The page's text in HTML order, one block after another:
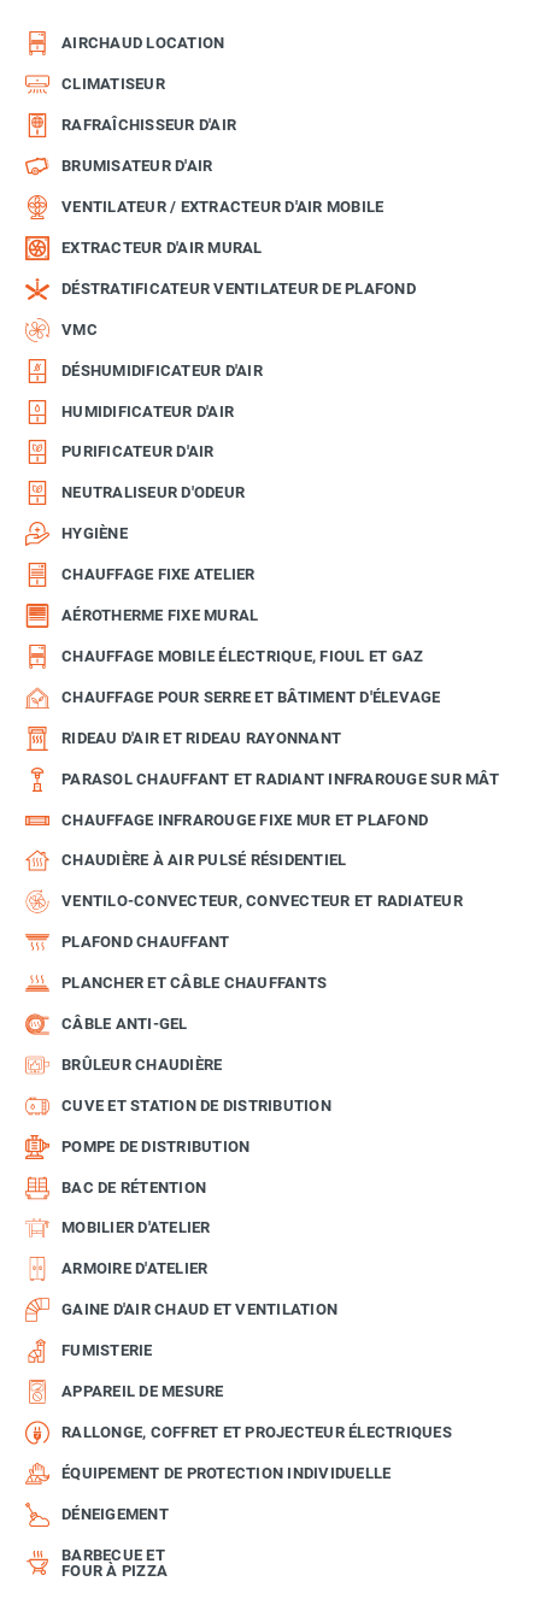
AIRCHAUD LOCATION
CLIMATISEUR
RAFRAÎCHISSEUR D'AIR
BRUMISATEUR D'AIR
VENTILATEUR / EXTRACTEUR D'AIR MOBILE
EXTRACTEUR D'AIR MURAL
DÉSTRATIFICATEUR VENTILATEUR DE PLAFOND
VMC
DÉSHUMIDIFICATEUR D'AIR
HUMIDIFICATEUR D'AIR
PURIFICATEUR D'AIR
NEUTRALISEUR D'ODEUR
HYGIÈNE
CHAUFFAGE FIXE ATELIER
AÉROTHERME FIXE MURAL
CHAUFFAGE MOBILE ÉLECTRIQUE, FIOUL ET GAZ
CHAUFFAGE POUR SERRE ET BÂTIMENT D'ÉLEVAGE
RIDEAU D'AIR ET RIDEAU RAYONNANT
PARASOL CHAUFFANT ET RADIANT INFRAROUGE SUR MÂT
CHAUFFAGE INFRAROUGE FIXE MUR ET PLAFOND
CHAUDIÈRE À AIR PULSÉ RÉSIDENTIEL
VENTILO-CONVECTEUR, CONVECTEUR ET RADIATEUR
PLAFOND CHAUFFANT
PLANCHER ET CÂBLE CHAUFFANTS
CÂBLE ANTI-GEL
BRÛLEUR CHAUDIÈRE
CUVE ET STATION DE DISTRIBUTION
POMPE DE DISTRIBUTION
BAC DE RÉTENTION
MOBILIER D'ATELIER
ARMOIRE D'ATELIER
GAINE D'AIR CHAUD ET VENTILATION
FUMISTERIE
APPAREIL DE MESURE
RALLONGE, COFFRET ET PROJECTEUR ÉLECTRIQUES
ÉQUIPEMENT DE PROTECTION INDIVIDUELLE
DÉNEIGEMENT
BARBECUE ET
FOUR À PIZZA